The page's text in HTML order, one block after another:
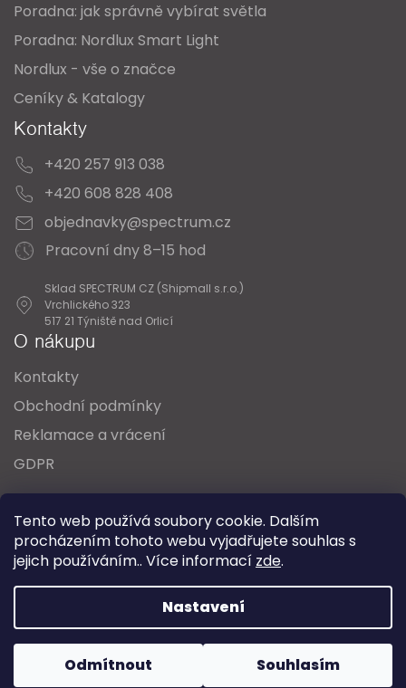
Tento web používá soubory cookie. Dalším
procházením tohoto webu vyjadřujete souhlas s
jejich používáním.. Více informací zde.
Nastavení
Odmítnout Souhlasím
Poradna: jak správně vybírat světla
Poradna: Nordlux Smart Light
Nordlux - vše o značce
Ceníky & Katalogy
Kontakty
+420 257 913 038
+420 608 828 408
objednavky@spectrum.cz
Pracovní dny 8–15 hod
Sklad SPECTRUM CZ (Shipmall s.r.o.)
Vrchlického 323
517 21 Týniště nad Orlicí
O nákupu
Kontakty
Obchodní podmínky
Reklamace a vrácení
GDPR
Oblíbené série svítidel: Nordlux Alton
Nordlux Milford Nordlux Oja Nordlux Ellen
Nordlux Explore Nordlux Landon
Vytvořil Shoptet
Copyright 2026SPECTRUM CZ s.r.o.. Všechna práva
vyhrazena.